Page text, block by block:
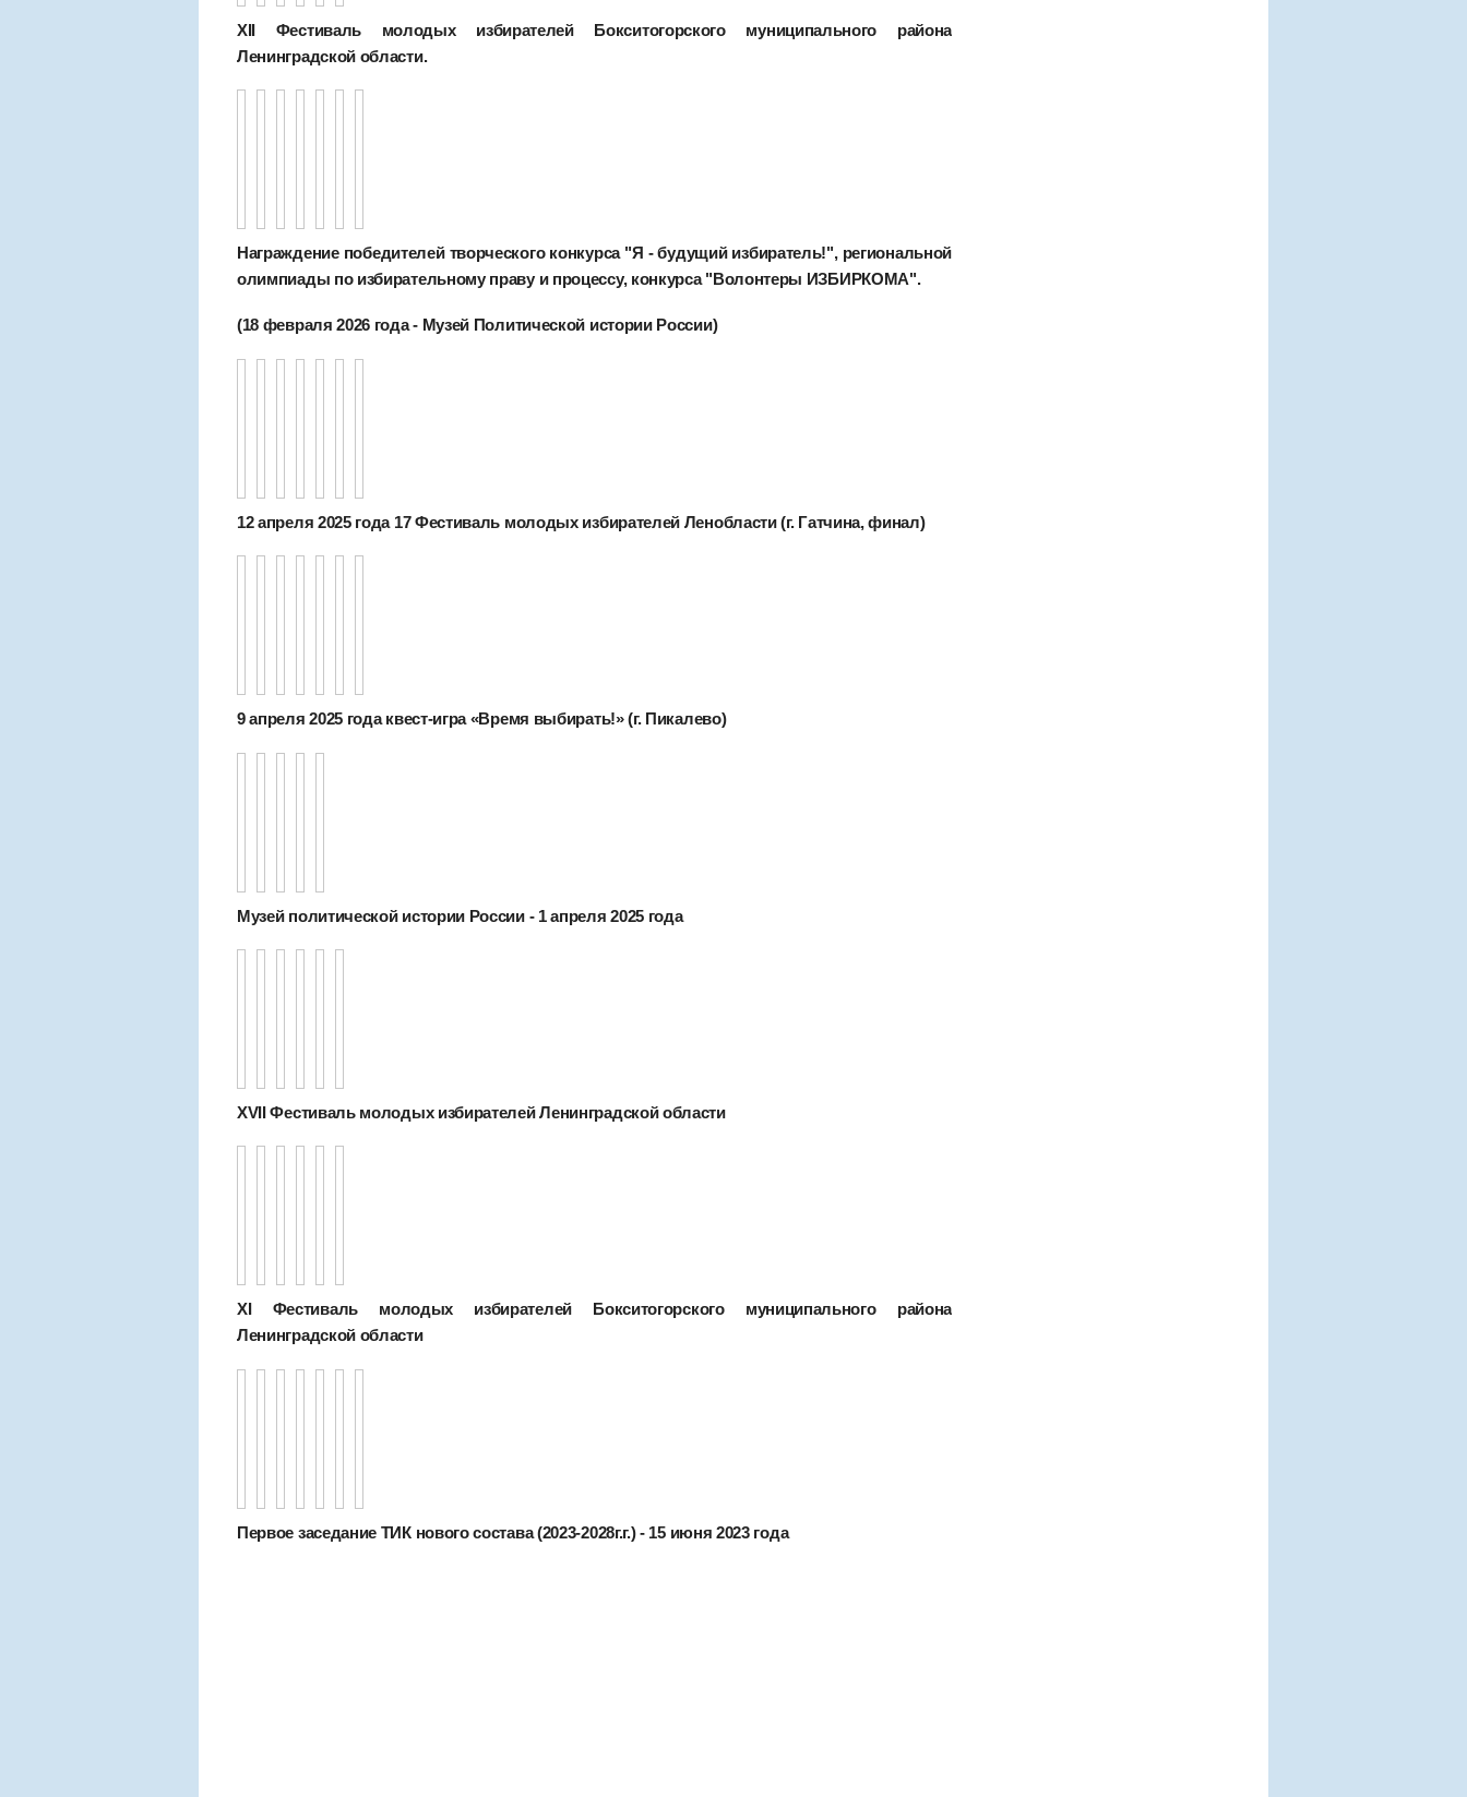
XII Фестиваль молодых избирателей Бокситогорского муниципального района
Ленинградской области.
Награждение победителей творческого конкурса "Я - будущий избиратель!", региональной
олимпиады по избирательному праву и процессу, конкурса "Волонтеры ИЗБИРКОМА".
(18 февраля 2026 года - Музей Политической истории России)
12 апреля 2025 года 17 Фестиваль молодых избирателей Ленобласти (г. Гатчина, финал)
9 апреля 2025 года квест-игра «Время выбирать!» (г. Пикалево)
Музей политической истории России - 1 апреля 2025 года
XVII Фестиваль молодых избирателей Ленинградской области
XI Фестиваль молодых избирателей Бокситогорского муниципального района
Ленинградской области
Первое заседание ТИК нового состава (2023-2028г.г.) - 15 июня 2023 года